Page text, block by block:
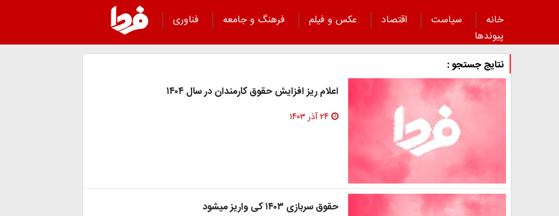
خانه سیاست اقتصاد عکس و فیلم فرهنگ و جامعه
فناوری
پیوند‌ها
نتایج جستجو :
اعلام ریز افزایش حقوق کارمندان در سال ۱۴۰۴
۲۴ آذر ۱۴۰۳
حقوق سربازی ۱۴۰۳ کی واریز میشود